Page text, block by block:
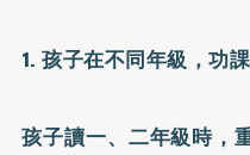
1. 孩子在不同年級，功
孩子讀一、二年級時，